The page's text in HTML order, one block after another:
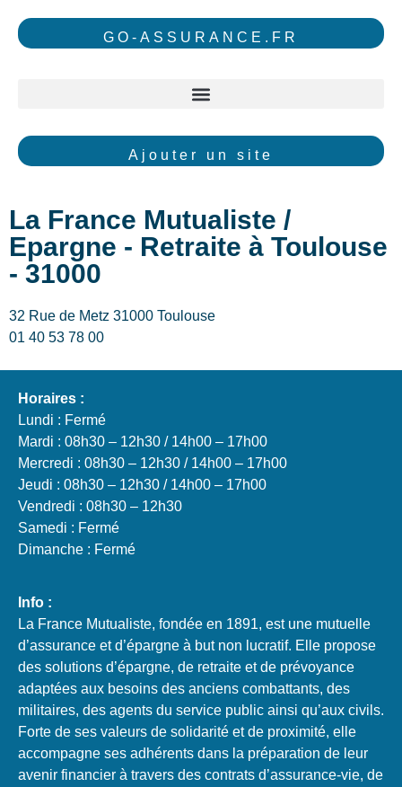
GO-ASSURANCE.FR
Ajouter un site
La France Mutualiste /
Epargne - Retraite à Toulouse
- 31000
32 Rue de Metz 31000 Toulouse
01 40 53 78 00
Horaires :
Lundi : Fermé
Mardi : 08h30 – 12h30 / 14h00 – 17h00
Mercredi : 08h30 – 12h30 / 14h00 – 17h00
Jeudi : 08h30 – 12h30 / 14h00 – 17h00
Vendredi : 08h30 – 12h30
Samedi : Fermé
Dimanche : Fermé
Info :
La France Mutualiste, fondée en 1891, est une mutuelle
d’assurance et d’épargne à but non lucratif. Elle propose
des solutions d’épargne, de retraite et de prévoyance
adaptées aux besoins des anciens combattants, des
militaires, des agents du service public ainsi qu’aux civils.
Forte de ses valeurs de solidarité et de proximité, elle
accompagne ses adhérents dans la préparation de leur
avenir financier à travers des contrats d’assurance-vie, de